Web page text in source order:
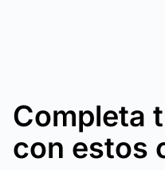
Completa
con estos